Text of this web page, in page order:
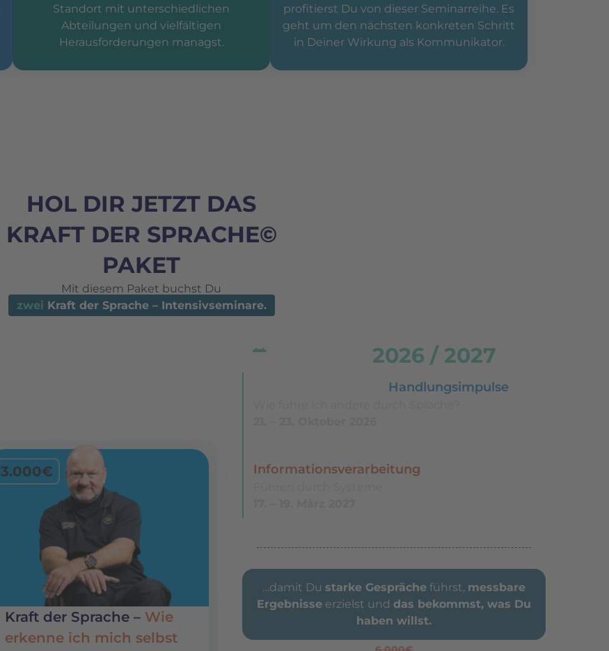
Standort mit unterschiedlichen
Abteilungen und vielfältigen
Herausforderungen managst.
profitierst Du von dieser Seminarreihe. Es
geht um den nächsten konkreten Schritt
in Deiner Wirkung als Kommunikator.
HOL DIR JETZT DAS
KRAFT DER SPRACHE©
PAKET
Mit diesem Paket buchst Du
zwei Kraft der Sprache – Intensivseminare.
3.000€
Kraft der Sprache – Wie
erkenne ich mich selbst
2026 / 2027
Handlungsimpulse
Informationsverarbeitung
…damit Du starke Gesprächeführst, messbare
Ergebnisseerzielst und das bekommst, was Du
haben willst.